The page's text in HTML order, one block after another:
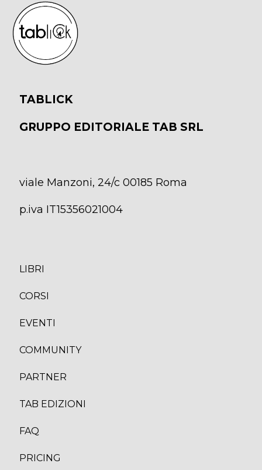
TABLICK
GRUPPO EDITORIALE TAB SRL
viale Manzoni, 24/c 00185 Roma
p.iva IT15356021004
LIBRI
CORS
EVENTI
COMMUNITY
PARTNER
TAB EDIZION
FAQ
PRICING